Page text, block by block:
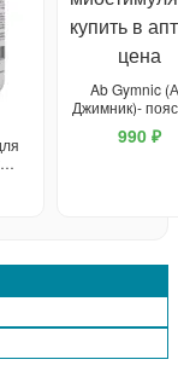
Ab Gymnic
Джимник)-
похудения
990 ₽